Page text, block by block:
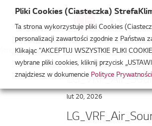
Strefa Klimatyzacji /ARUN860LLN4
lut 20, 2026
Pliki Cookies (Ciasteczka)
Ta strona wykorzystuje pliki Cookies
personalizacji zawartości zgodnie z Państwa
Klikając "AKCEPTUJ WSZYSTKIE PLIKI
wybrane pliki cookies, kliknij przycisk
znajdziesz w dokumencie Polityce